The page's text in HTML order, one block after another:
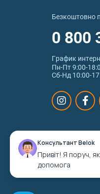
багато
Olimp
1
Купити
Інтернет-
добавку,
Alkalyn
Безкоштовно
0 800
График
Пн-Пт 9:00-
Сб-Нд 10:00-
Консультант Belok
Привіт! Я поруч,
допомога